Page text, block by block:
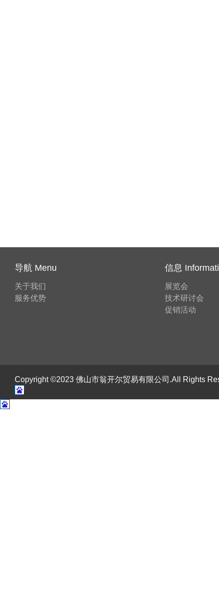
导航 Menu
关于我们
服务优势
信息
展览会
技术研讨会
促销活动
Copyright ©2023 佛山市翁开尔贸易有限公司.All Rights